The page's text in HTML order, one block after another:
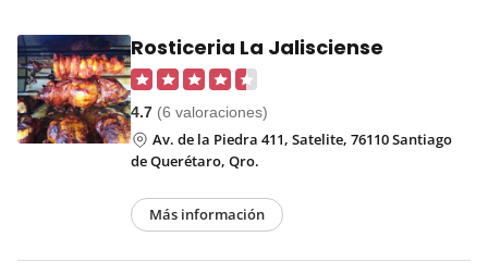
Rosticeria La Jalisciense
4.7 (6 valoraciones)
Av. de la Piedra 411, Satelite, 76110 Santiago
de Querétaro, Qro.
Más información